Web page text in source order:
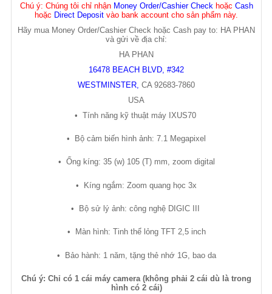
Chú ý: Chúng tôi chỉ nhận Money Order/Cashier Check hoặc Cash
hoặc Direct Deposit vào bank account cho sản phẩm này.
Hãy mua Money Order/Cashier Check hoặc Cash pay to: HA PHAN
và gửi về địa chỉ:
HA PHAN
16478 BEACH BLVD, #342
WESTMINSTER CA 92683-7860
USA
• Tính năng kỹthuật máy IXUS70
• Bộ cảm biến hình ảnh: 7.1 Megapixel
• Ống kíng: 35 (w) 105 (T) mm, zoom digital
• Kíng ngắm: Zoom quang học 3x
• Bộsửlý ảnh: công nghệDIGIC III
• Màn hình: Tinh thểl ỏng TFT 2,5 inch
• Bảo hành: 1 năm, tặng thẻnhớ 1G, bao da
Chú ý: Chỉ có 1 cái máy camera (không phải 2 cái dù là trong
hình có 2 cái)